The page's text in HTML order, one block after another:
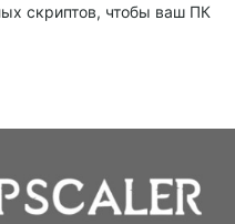
скриптов, чтобы ваш ПК